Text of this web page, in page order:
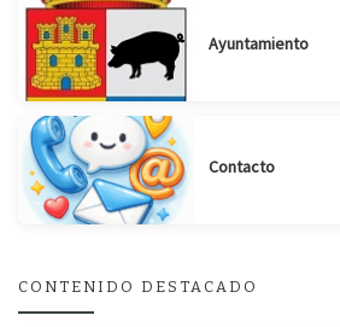
Ayuntamiento
Contacto
CONTENIDO DESTACADO